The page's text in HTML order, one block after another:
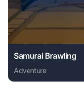
Samurai Brawling
Adventure
Play Samurai